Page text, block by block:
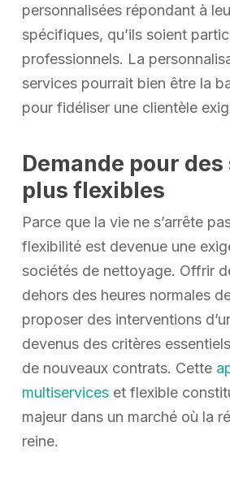
personnalisées répondant à
spécifiques, qu’ils soient
professionnels. La
services pourrait bien être la
pour fidéliser une clientèle
Demande pour
plus flexibles
Parce que la vie ne s’arrête
flexibilité est devenue une
sociétés de nettoyage. Offrir
dehors des heures normales
proposer des interventions
devenus des critères
de nouveaux contrats. Cette
multiserviceset flexible
majeur dans un marché où la
reine.